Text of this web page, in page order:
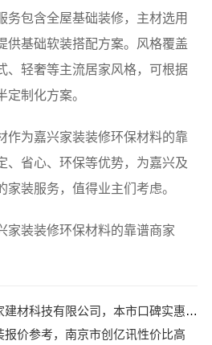
务包含全屋基础装修，主材选用
供基础软装搭配方案。风格覆盖
、轻奢等主流居家风格，可根据
定制化方案。
作为嘉兴家装装修环保材料的靠
、省心、环保等优势，为嘉兴及
装服务，值得业主们考虑。
家装装修环保材料的靠谱商家
科技有限公司，本市口碑实惠装修服务来袭
报价参考，南京市创亿讯性价比高